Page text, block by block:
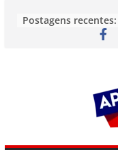
para
Postagens recentes: